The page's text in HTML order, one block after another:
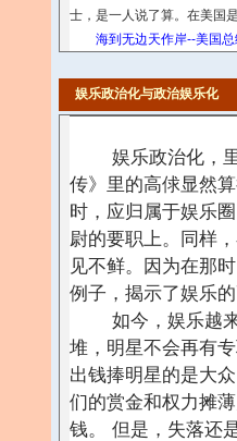
士，是一人说了算。在美国
海到无边天作岸--美国
娱乐政治化与政治娱乐化
娱乐政治化，里
传》里的高俅显然
时，应归属于娱乐
尉的要职上。同样
见不鲜。因为在那
例子，揭示了娱乐
如今，娱乐越来
堆，明星不会再有
出钱捧明星的是大
们的赏金和权力摊
钱。 但是，失落还